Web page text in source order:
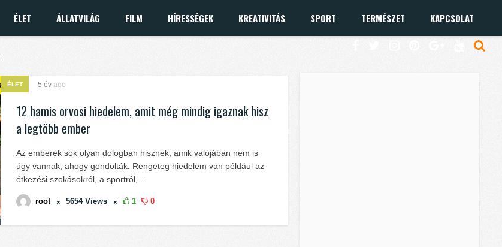
ÉLET ÁLLATVILÁG FILM HÍRESSÉGEK KREATIVITÁS SPORT TERMÉSZET KAPCSOLAT
ÉLET 5 év ago
12 hamis orvosi hiedelem, amit még mindig igaznak hisz
a legtöbb ember
Az emberek sok olyan dologban hisznek, amik valójában nem is
úgy vannak, ahogy gondolták. Rengeteg hiedelem van például az
étkezési szokásokról, a sportról, ..
root 5654 Views 1 0